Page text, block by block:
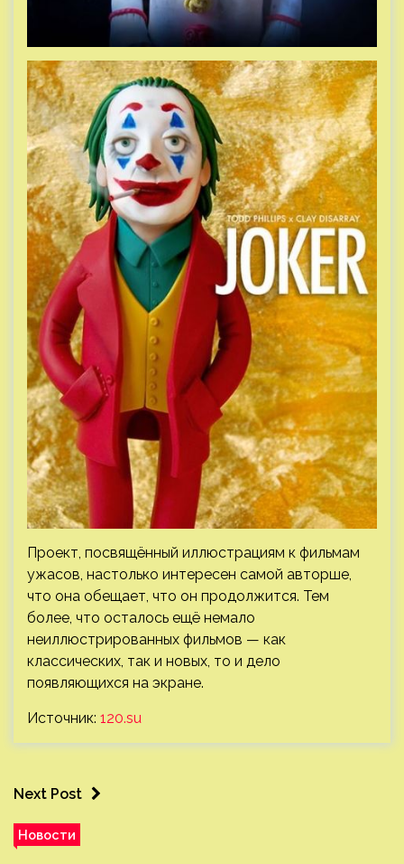
Проект, посвящённый иллюстрациям к фильмам
ужасов, настолько интересен самой авторше,
что она обещает, что он продолжится. Тем
более, что осталось ещё немало
неиллюстрированных фильмов — как
классических, так и новых, то и дело
появляющихся на экране.
Источник: 120.su
Next Post
Новости